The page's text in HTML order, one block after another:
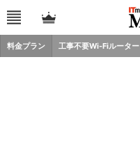
料金プラン 工事不要Wi-Fiルーター